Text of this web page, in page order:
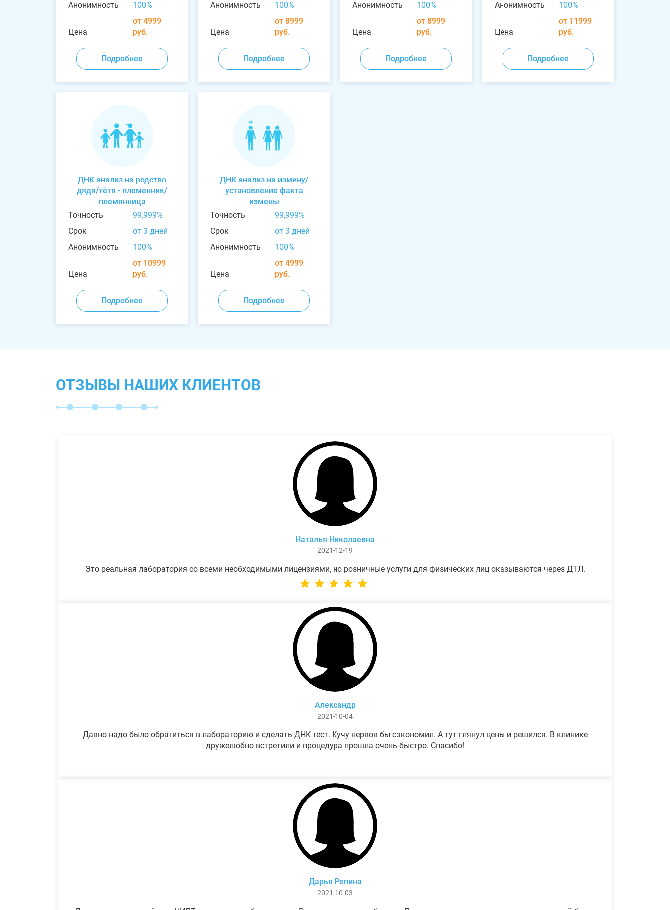
Анонимность
100%
Цена
от 4999
руб.
Подробнее
Анонимность
100%
Цена
от 8999
руб.
Подробнее
Анонимность
100%
Цена
от 8999
руб.
Подробнее
Анонимность
100%
Цена
от 11999
руб.
Подробнее
ДНК анализ на родство
дядя/тётя - племенник/
племянница
Точность
99,999%
Срок
от 3 дней
Анонимность
100%
Цена
от 10999
руб.
Подробнее
ДНК анализ на измену/
установление факта
измены
Точность
99,999%
Срок
от 3 дней
Анонимность
100%
Цена
от 4999
руб.
Подробнее
ОТЗЫВЫ НАШИХ КЛИЕНТОВ
Наталья Николаевна
2021-12-19
Это реальная лаборатория со всеми необходимыми лицензиями, но розничные услуги для физических лиц оказываются через ДТЛ.
Александр
2021-10-04
Давно надо было обратиться в лабораторию и сделать ДНК тест. Кучу нервов бы сэкономил. А тут глянул цены и решился. В клинике
дружелюбно встретили и процедура прошла очень быстро. Спасибо!
Дарья Репина
2021-10-03